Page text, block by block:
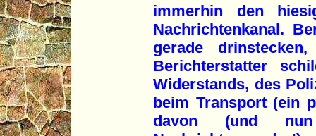
immerhin den
Nachrichtenkanal.
gerade
Berichterstatter
Widerstands, des
beim Transport (ein
davon (und